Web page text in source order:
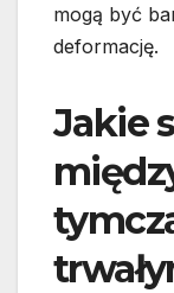
mogą być
deformację.
Jakie